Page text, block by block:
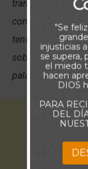
tranquilo,
comprenda del
tentado a
soberanas y
palabras de
"Se
injusticias
se supera,
el miedo
hacen
DIOS
PARA
DEL